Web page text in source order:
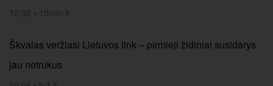
12:02 • 15min.lt
Škvalas veržiasi Lietuvos link – pirmieji židiniai susidarys
jau netrukus